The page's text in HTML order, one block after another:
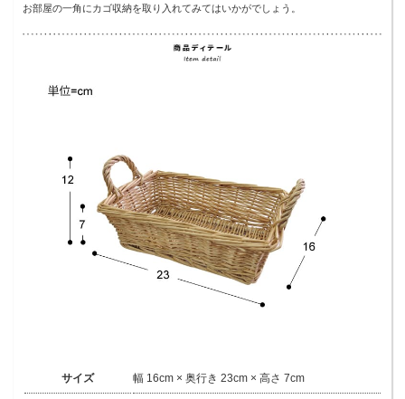
お部屋の一角にカゴ収納を取り入れてみてはいかがでしょう。
サイズ 幅 16cm × 奥行き 23cm × 高さ 7cm